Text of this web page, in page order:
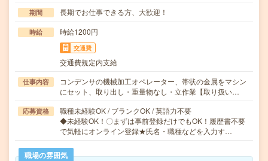
期間 長期でお仕事できる方、大歓迎！
時給 時給1200円
交通費
交通費規定内支給
仕事内容
コンデンサの機械加工オペレーター、帯状の金属をマシン
にセット、取り出し・重量物なし・立作業【取り扱い…
応募資格
職種未経験OK / ブランクOK / 英語力不要
◆未経験OK！〇まずは事前登録だけでもOK！履歴書不要
で気軽にオンライン登録★氏名・職種などを入力す…
職場の雰囲気